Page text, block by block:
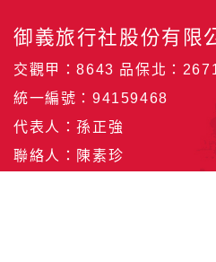
御義旅行社股份有限
交觀甲：8643 品保北：
統一編號：94159468
代表人：孫正強
聯絡人：陳素珍